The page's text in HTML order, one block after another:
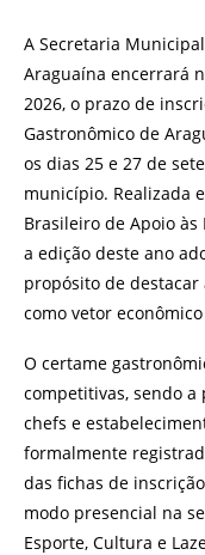
A Secretaria
Araguaína encerrará
2026, o prazo de
Gastronômico de
os dias 25 e 27 de
município. Realizada
Brasileiro de Apoio às
a edição deste ano
propósito de
como vetor
O certame
competitivas, sendo
chefs e
formalmente
das fichas de
modo presencial na
Esporte, Cultura e